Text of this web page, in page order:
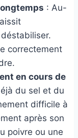
: Au-
correctement
en cours de
du sel et du
difficile à
après son
poivre ou une